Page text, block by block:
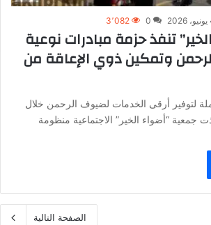
0 3٬082
تنفذ حزمة مبادرات نوعية
وتمكين ذوي الإعاقة من
لتوفير أرقى الخدمات لضيوف الرحمن خلال
نفذت جمعية “أضواء الخير” الاجتماعية منظومة
الصفحة التالية